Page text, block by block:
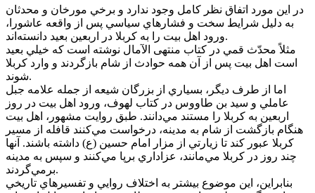
در اين مورد اتفاق نظر کامل وجود ندارد و برخي مورخان و محدثان
به دليل شرايط سخت و فشارهاي سياسي پس از واقعه عاشورا،
ورود اهل بيت را به کربلا در اربعين بعيد دانسته‌اند.
مثلاً محدّث قمي در کتاب منتهى الآمال نوشته است که خيلي بعيد
است اهل بيت پس از آن همه حوادث از شام بازگردند و وارد کربلا
شوند.
اما از طرف ديگر، بسياري از بزرگان شيعه از جمله علامه جبل
عاملي و سيد بن طاووس در کتاب لهوف، ورود اهل بيت در روز
اربعين به کربلا را مستند مي‌دانند. طبق روايت مشهور، اهل بيت
هنگام بازگشت از شام به مدينه، درخواست مي‌کنند قافله از مسير
کربلا عبور کند تا زيارتي از مزار امام حسين (ع) داشته باشند. آنها
چند روز در کربلا مي‌مانند، عزاداري برپا مي‌کنند و سپس به مدينه
برمي‌گردند.
بنابراين، اين موضوع بيشتر به اختلاف روايي و تفسيرهاي تاريخي